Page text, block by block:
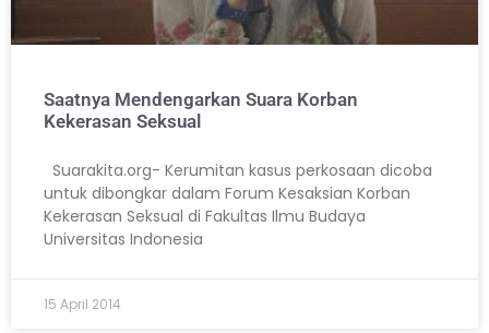
Saatnya Mendengarkan Suara Korban
Kekerasan Seksual
Suarakita.org- Kerumitan kasus perkosaan dicoba
untuk dibongkar dalam Forum Kesaksian Korban
Kekerasan Seksual di Fakultas Ilmu Budaya
Universitas Indonesia
15 April 2014